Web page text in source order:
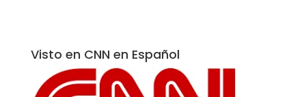
Visto en CNN en Español